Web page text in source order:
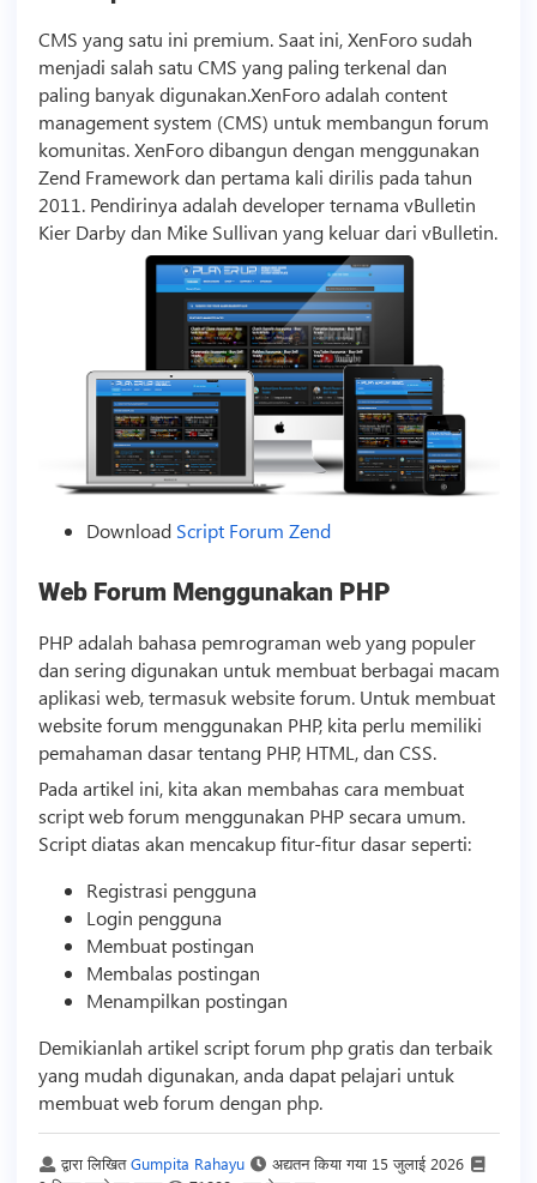
CMS yang satu ini premium. Saat ini, XenForo sudah
menjadi salah satu CMS yang paling terkenal dan
paling banyak digunakan.XenForo adalah content
management system (CMS) untuk membangun forum
komunitas. XenForo dibangun dengan menggunakan
Zend Framework dan pertama kali dirilis pada tahun
2011. Pendirinya adalah developer ternama vBulletin
Kier Darby dan Mike Sullivan yang keluar dari vBulletin.
Download Script Forum Zend
Web Forum Menggunakan PHP
PHP adalah bahasa pemrograman web yang populer
dan sering digunakan untuk membuat berbagai macam
aplikasi web, termasuk website forum. Untuk membuat
website forum menggunakan PHP, kita perlu memiliki
pemahaman dasar tentang PHP, HTML, dan CSS.
Pada artikel ini, kita akan membahas cara membuat
scriptweb forum menggunakan PHP secara umum.
Scriptdiatas akan mencakup fitur-fitur dasar seperti:
Registrasi pengguna
Login pengguna
Membuat postingan
Membalas postingan
Menampilkan postingan
Demikianlah artikel scriptforum php gratis dan terbaik
yang mudah digunakan, anda dapat pelajari untuk
membuat web forum dengan php.
द्वारा लिखितGumpita Rahayu अद्यतन किया गया 15 जुलाई 2026